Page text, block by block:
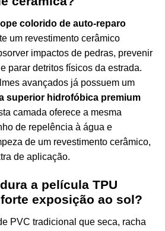
colorido de auto-reparo
um revestimento cerâmico
impactos de pedras, prevenir
parar detritos físicos da estrada.
avançados já possuem um
superior hidrofóbica premium
camada oferece a mesma
de repelência à água e
de um revestimento cerâmico,
de aplicação.
a película TPU
exposição ao sol?
PVC tradicional que seca, racha